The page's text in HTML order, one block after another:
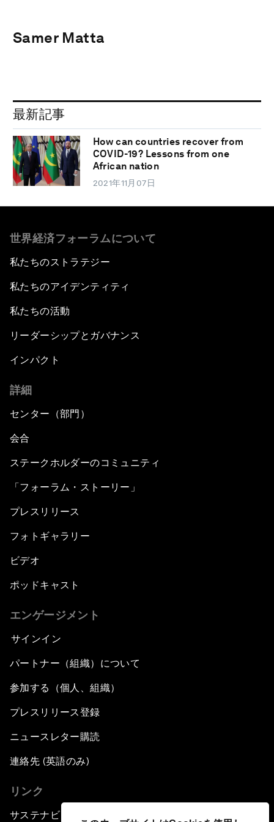
Samer Matta
最新記事
How can countries recover from
COVID-19? Lessons from one
African nation
2021年11月07日
世界経済フォーラムについて
私たちのストラテジー
私たちのアイデンティティ
私たちの活動
リーダーシップとガバナンス
インパクト
詳細
センター（部門）
会合
ステークホルダーのコミュニティ
「フォーラム・ストーリー」
プレスリリース
フォトギャラリー
ビデオ
ポッドキャスト
エンゲージメント
サインイン
パートナー（組織）について
参加する（個人、組織）
プレスリリース登録
ニュースレター購読
連絡先 (英語のみ)
リンク
サステナビリティへの取り組み